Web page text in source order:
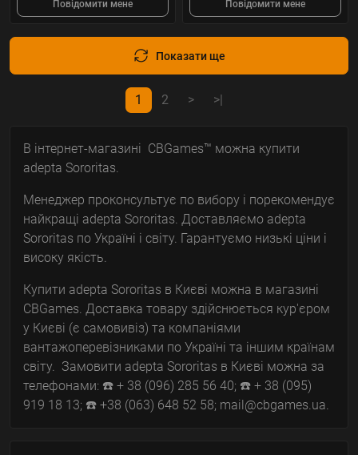
Повідомити мене Повідомити мене
Показати ще
1 2 > >|
В інтернет-магазині CBGames™ можна купити
adepta Sororitas.
Менеджер проконсультує по вибору і порекомендує
найкращі adepta Sororitas. Доставляємо adepta
Sororitas по Україні і світу. Гарантуємо низькі ціни і
високу якість.
Купити adepta Sororitas в Києві можна в магазині
CBGames. Доставка товару здійснюється кур'єром
у Києві (є самовивіз) та компаніями
вантажоперевізниками по Україні та іншим країнам
світу. Замовити adepta Sororitas в Києві можна за
телефонами: ☎️ + 38 (096) 285 56 40; ☎️ + 38 (095)
919 18 13; ☎️ +38 (063) 648 52 58; mail@cbgames.ua.